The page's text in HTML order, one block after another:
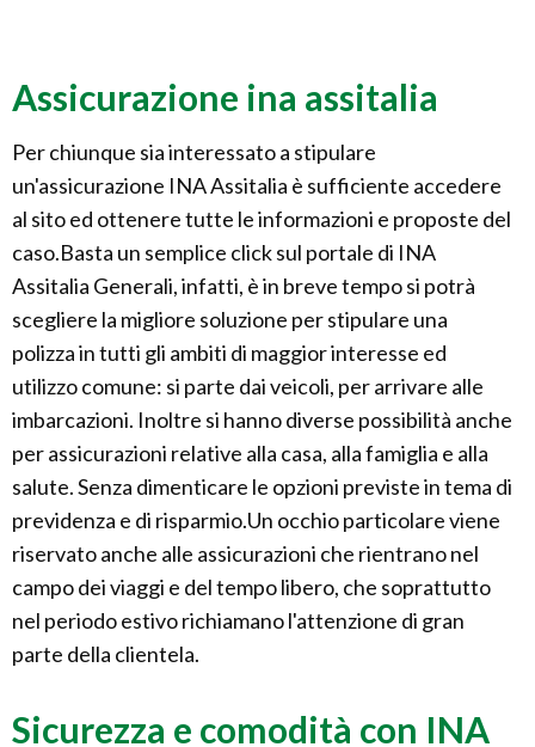
Assicurazione ina assitalia
Per chiunque sia interessato a stipulare
un'assicurazione INA Assitalia è sufficiente accedere
al sito ed ottenere tutte le informazioni e proposte del
caso.Basta un semplice click sul portale di INA
Assitalia Generali, infatti, è in breve tempo si potrà
scegliere la migliore soluzione per stipulare una
polizza in tutti gli ambiti di maggior interesse ed
utilizzo comune: si parte dai veicoli, per arrivare alle
imbarcazioni. Inoltre si hanno diverse possibilità anche
per assicurazioni relative alla casa, alla famiglia e alla
salute. Senza dimenticare le opzioni previste in tema di
previdenza e di risparmio.Un occhio particolare viene
riservato anche alle assicurazioni che rientrano nel
campo dei viaggi e del tempo libero, che soprattutto
nel periodo estivo richiamano l'attenzione di gran
parte della clientela.
Sicurezza e comodità con INA